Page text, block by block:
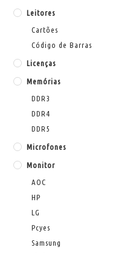
Leitores
Cartões
Código de Barras
Licenças
Memórias
DDR3
DDR4
DDR5
Microfones
Monitor
AOC
HP
LG
Pcyes
Samsung